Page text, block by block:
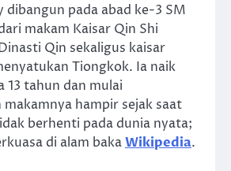
dibangun pada abad ke-3 SM
makam Kaisar Qin Shi
Qin sekaligus kaisar
Tiongkok. Ia naik
13 tahun dan mulai
hampir sejak saat
berhenti pada dunia nyata;
di alam bakaWikipedia.